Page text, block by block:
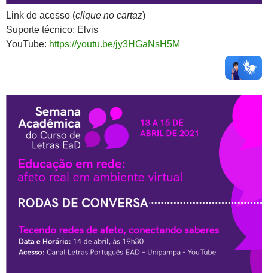
Link de acesso (clique no cartaz)
Suporte técnico: Elvis
YouTube: https://youtu.be/jy3HGaNsH5M